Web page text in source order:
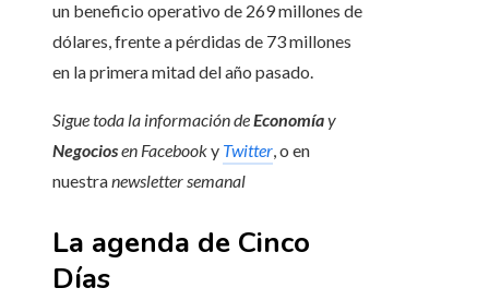
un beneficio operativo de 269 millones de
dólares, frente a pérdidas de 73 millones
en la primera mitad del año pasado.
Sigue toda la información deEconomíay
Negociosen Facebooky Twitter, o en
nuestranewsletter semanal
La agenda de Cinco
Días